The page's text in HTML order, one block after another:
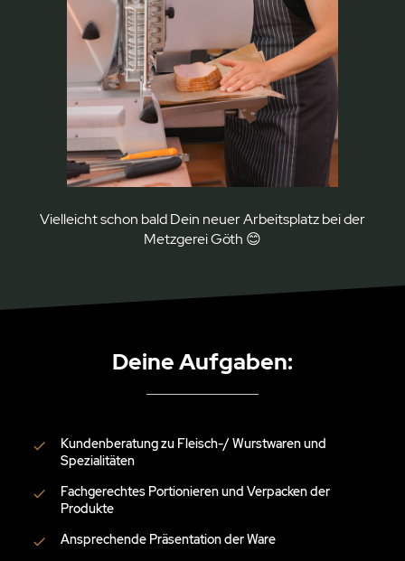
Vielleicht schon bald Dein neuer Arbeitsplatz bei der
Metzgerei Göth 😊
Deine Aufgaben:
Kundenberatung zu Fleisch-/ Wurstwaren und
Spezialitäten
Fachgerechtes Portionieren und Verpacken der
Produkte
Ansprechende Präsentation der Ware